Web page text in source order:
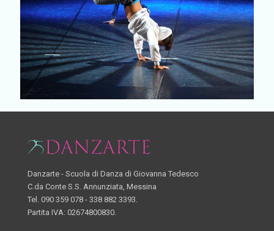
Danzarte - Scuola di Danza di Giovanna Tedesco
C.da Conte S.S. Annunziata, Messina
Tel. 090 359 078 - 338 882 3393.
Partita IVA: 02674800830.